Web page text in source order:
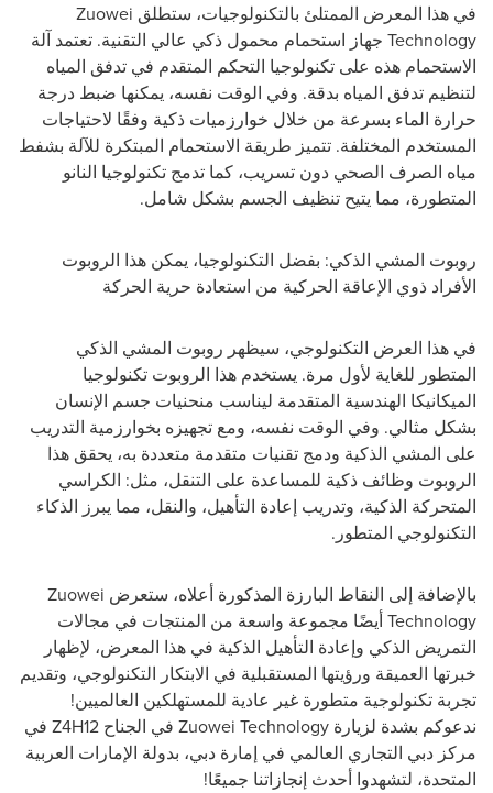
في هذا المعرض الممتلئ بالتكنولوجيات، ستطلق Zuowei
Technology جهاز استحمام محمول ذكي عالي التقنية. تعتمد آلة
الاستحمام هذه على تكنولوجيا التحكم المتقدم في تدفق المياه
لتنظيم تدفق المياه بدقة. وفي الوقت نفسه، يمكنها ضبط درجة
حرارة الماء بسرعة من خلال خوارزميات ذكية وفقًا لاحتياجات
المستخدم المختلفة. تتميز طريقة الاستحمام المبتكرة للآلة بشفط
مياه الصرف الصحي دون تسريب، كما تدمج تكنولوجيا النانو
المتطورة، مما يتيح تنظيف الجسم بشكل شامل.
روبوت المشي الذكي: بفضل التكنولوجيا، يمكن هذا الروبوت
الأفراد ذوي الإعاقة الحركية من استعادة حرية الحركة
في هذا العرض التكنولوجي، سيظهر روبوت المشي الذكي
المتطور للغاية لأول مرة. يستخدم هذا الروبوت تكنولوجيا
الميكانيكا الهندسية المتقدمة ليناسب منحنيات جسم الإنسان
بشكل مثالي. وفي الوقت نفسه، ومع تجهيزه بخوارزمية التدريب
على المشي الذكية ودمج تقنيات متقدمة متعددة به، يحقق هذا
الروبوت وظائف ذكية للمساعدة على التنقل، مثل: الكراسي
المتحركة الذكية، وتدريب إعادة التأهيل، والنقل، مما يبرز الذكاء
التكنولوجي المتطور.
بالإضافة إلى النقاط البارزة المذكورة أعلاه، ستعرض Zuowei
Technologyأيضًا مجموعة واسعة من المنتجات في مجالات
التمريض الذكي وإعادة التأهيل الذكية في هذا المعرض، لإظهار
خبرتها العميقة ورؤيتها المستقبلية في الابتكار التكنولوجي، وتقديم
تجربة تكنولوجية متطورة غير عادية للمستهلكين العالميين!
ندعوكم بشدة لزيارة Zuowei Technology في الجناح Z4H12 في
مركز دبي التجاري العالمي في إمارة دبي، بدولة الإمارات العربية
المتحدة، لتشهدوا أحدث إنجازاتنا جميعًا!